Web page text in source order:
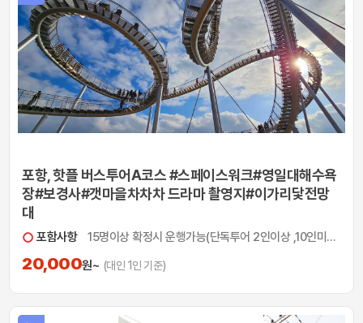
포항, 핫플 버스투어A코스 #스페이스워크#영일대해수욕
장#보경사#갯마을차차차 드라마 촬영지#이가리닻전망
대
포함사항 15명이상 확정시 운행가능(단독투어 2인이상 ,10인미만 단독예약 가능)
20,000원~ (대인 1인 기준)